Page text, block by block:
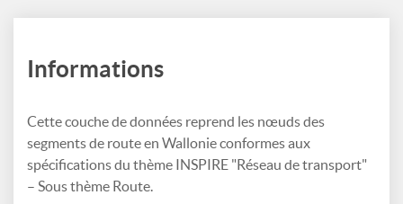
Informations
Cette couche de données reprend les nœuds des
segments de route en Wallonie conformes aux
spécifications du thème INSPIRE "Réseau de transport"
– Sous thème Route.